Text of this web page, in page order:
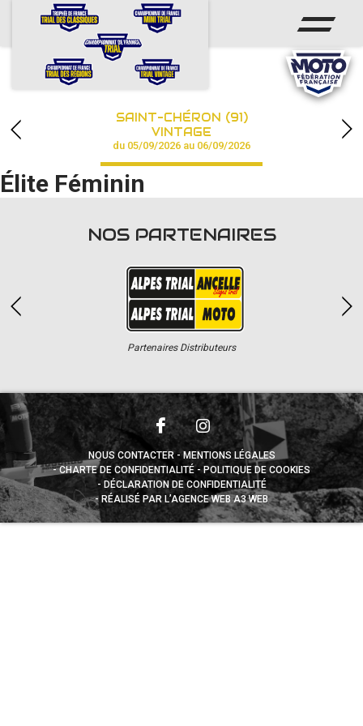
ACCUEIL
CALENDRIER
CHAMPIONNAT
RÉSULTATS
PHOTOS / VIDÉOS
PARTENAIRES
SAINT-CHÉRON (91)
VINTAGE
du 05/09/2026 au 06/09/2026
Élite Féminin
NOS PARTENAIRES
Partenaires Distributeurs
NOUS CONTACTER
MENTIONS LÉGALES
CHARTE DE CONFIDENTIALITÉ
POLITIQUE DE COOKIES
DÉCLARATION DE CONFIDENTIALITÉ
RÉALISÉ PAR L’AGENCE WEB A3 WEB